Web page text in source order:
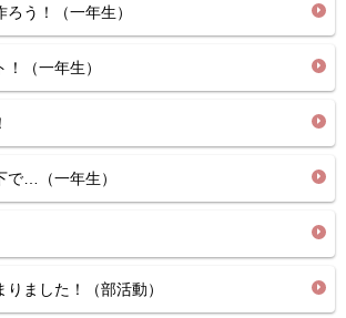
う！（一年生）
（一年生）
で…（一年生）
ました！（部活動）